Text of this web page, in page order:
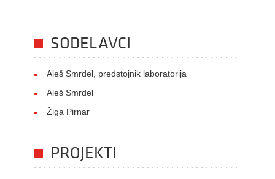
SODELAVCI
Aleš Smrdel, predstojnik laboratorija
Aleš Smrdel
Žiga Pirnar
PROJEKTI